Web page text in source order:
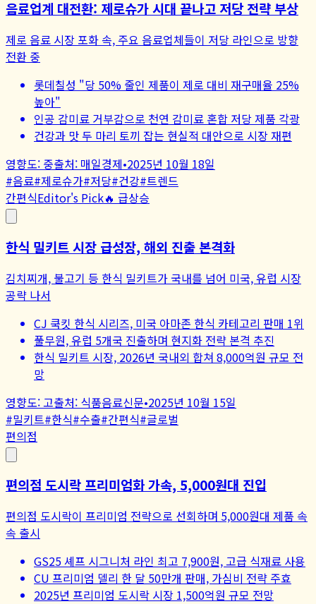
음료업계 대전환: 제로슈가 시대 끝나고 저당 전략 부상
제로 음료 시장 포화 속, 주요 음료업체들이 저당 라인으로 방향
전환 중
롯데칠성 "당 50% 줄인 제품이 제로 대비 재구매율 25%
높아"
인공 감미료 거부감으로 천연 감미료 혼합 저당 제품 각광
건강과 맛 두 마리 토끼 잡는 현실적 대안으로 시장 재편
영향도: 중출처: 매일경제•2025년 10월 18일
#음료#제로슈가#저당#건강#트렌드
간편식Editor's Pick🔥 급상승
한식 밀키트 시장 급성장, 해외 진출 본격화
김치찌개, 불고기 등 한식 밀키트가 국내를 넘어 미국, 유럽 시장
공략 나서
CJ 쿡킷 한식 시리즈, 미국 아마존 한식 카테고리 판매 1위
풀무원, 유럽 5개국 진출하며 현지화 전략 본격 추진
한식 밀키트 시장, 2026년 국내외 합쳐 8,000억원 규모 전
망
영향도:고출처: 식품음료신문•2025년 10월 15일
#밀키트#한식#수출#간편식#글로벌
편의점
편의점 도시락 프리미엄화 가속, 5,000원대 진입
편의점 도시락이 프리미엄 전략으로 선회하며 5,000원대 제품 속
속 출시
GS25 셰프 시그니처 라인 최고 7,900원, 고급 식재료 사용
CU 프리미엄 델리 한 달 50만개 판매, 가심비 전략 주효
2025년 프리미엄 도시락 시장 1,500억원 규모 전망